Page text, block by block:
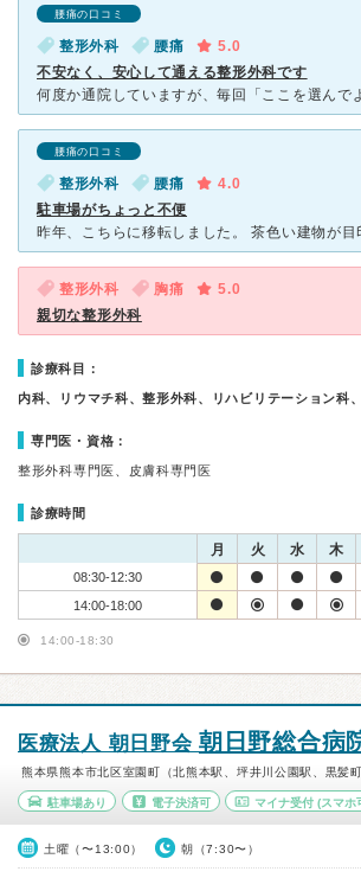
腰痛の口コミ
整形外科 腰痛
5.0
不安なく、安心して通える整形外科です
腰痛の口コミ
整形外科 腰痛
4.0
駐車場がちょっと不便
整形外科 胸痛
5.0
親切な整形外科
診療科目：
内科、リウマチ科、整形外科、リハビリテーション科
専門医・資格：
整形外科専門医、皮膚科専門医
診療時間
月 火 水 木
08:30-12:30
14:00-18:00
14:00-18:30
医療法人 朝日野会 朝日野総合病
熊本県熊本市北区室園町（北熊本駅、坪井川公園駅、黒髪町
駐車場あり 電子決済可 マイナ受付 (スマホ
土曜（〜13:00） 朝（7:30〜）